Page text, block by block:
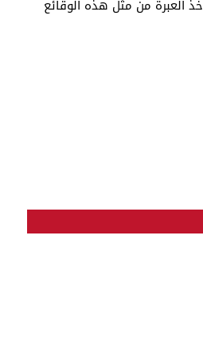
العبرة من مثل هذه الوقائع